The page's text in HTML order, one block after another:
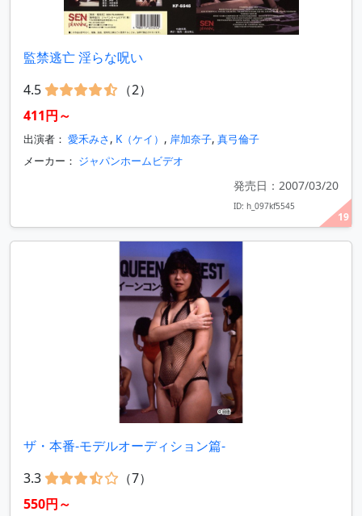
19
監禁逃亡 淫らな呪い
4.5
（2）
411円～
出演者： 愛禾みさ, K（ケイ） , 岸加奈子, 真弓倫子
メーカー： ジャパンホームビデオ
発売日：2007/03/20
ID: h_097kf5545
ザ・本番-モデルオーディション篇-
3.3
（7）
550円～